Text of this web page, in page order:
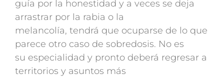
guía por la ho­nestidad y a veces se deja
arrastrar por la rabia o la
melancolía, tendrá que ocuparse de lo que
parece otro caso de sobredosis. No es
su especia­lidad y pronto deberá regresar a
territorios y asuntos más